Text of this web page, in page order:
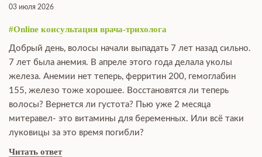
03 июля 2026
#Online консультация врача-трихолога
Добрый день, волосы начали выпадать 7 лет назад сильно.
7 лет была анемия. В апреле этого года делала уколы
железа. Анемии нет теперь, ферритин 200, гемоглабин
155, железо тоже хорошее. Восстановятся ли теперь
волосы? Вернется ли густота? Пью уже 2 месяца
митеравел- это витамины для беременных. Или всё таки
луковицы за это время погибли?
Читать ответ